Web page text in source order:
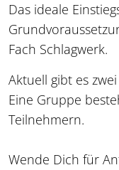
Das ideale
Fach Schlagwerk.
Aktuell gibt es
Eine Gruppe
Teilnehmern.
Wende Dich für